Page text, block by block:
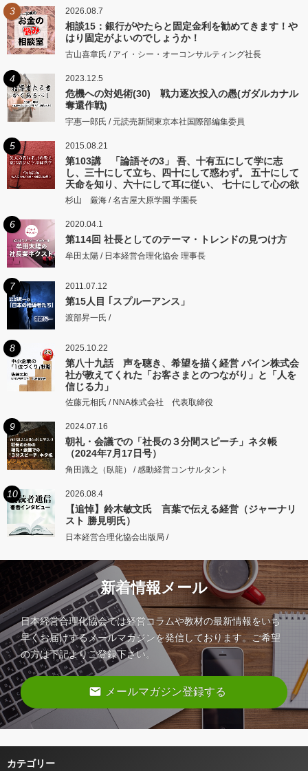
3 2026.08.7
相談15：銀行がやたらと固定金利を勧めてきます！や
はり固定がよいのでしょうか！
古山喜章氏 / アイ・シー・オーコンサルティング社長
4 2023.12.5
危機への対処術(30) 戦力逐次投入の愚(ガダルカナル
奪還作戦)
宇惠一郎氏 / 元読売新聞東京本社国際部編集委員
5 2015.08.21
第103講 「論語その3」 吾、十有五にして学に志
し、三十にして立ち、四十にして惑わず。 五十にして
天命を知り、六十にして耳に従い、 七十にして心の欲
するところに従いて矩をこえず。
杉山 厳海 / 名古屋大原学園 学園長
6 2020.04.1
第114回 社長としてのテーマ・トレンドの見つけ方
牟田太陽 / 日本経営合理化協会 理事長
7 2011.07.12
第15人目 ｢スプルーアンス」
渡部昇一氏 /
8 2025.10.22
第八十九話 声を聴き、希望を描く経営 パイン株式会
社が教えてくれた「お客さまとのつながり」と「人を
信じる力」
佐藤元相氏 / NNA株式会社 代表取締役
9 2024.07.16
朝礼・会議での「社長の３分間スピーチ」ネタ帳
（2024年7月17日号）
角田識之（臥龍） / 感動経営コンサルタント
10 2026.08.4
【追悼】鈴木敏文氏 言葉で伝える経営（ジャーナリ
スト 勝見明氏）
日本経営合理化協会出版局 /
新着情報メール
日本経営合理化協会では経営コラムや教材の最新情報をいち
早くお届けするメールマガジンを発信しております。ご希望
の方は下記よりご登録下さい。
email メールマガジン登録する
カテゴリー